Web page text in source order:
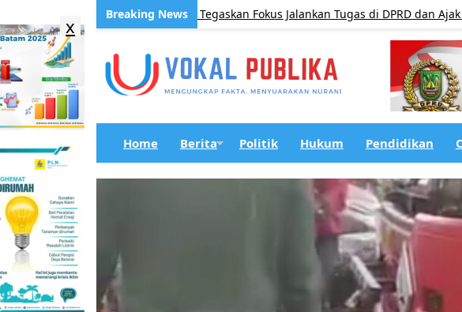
Wakil Bupati, Aris Ismail Tegaskan Fokus Jalankan Tugas di DPRD dan Ajak Semua
Home Berita Politik Hukum Pendidikan
x